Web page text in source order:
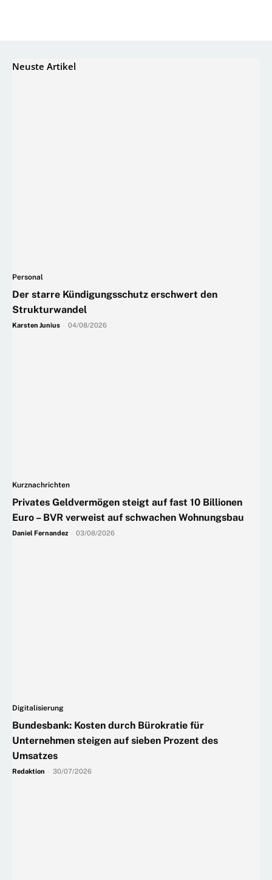
Neuste Artikel
Personal
Der starre Kündigungsschutz erschwert den
Strukturwandel
Karsten Junius 04/08/2026
Kurznachrichten
Privates Geldvermögen steigt auf fast 10 Billionen
Euro – BVR verweist auf schwachen Wohnungsbau
Daniel Fernandez 03/08/2026
Digitalisierung
Bundesbank: Kosten durch Bürokratie für
Unternehmen steigen auf sieben Prozent des
Umsatzes
Redaktion 30/07/2026